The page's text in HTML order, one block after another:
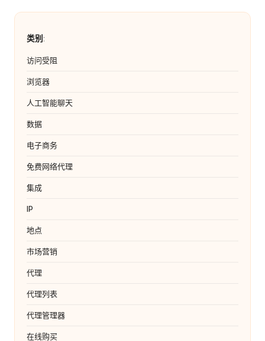
类别 :
访问受阻
浏览器
人工智能聊天
数据
电子商务
免费网络代理
集成
IP
地点
市场营销
代理
代理列表
代理管理器
在线购买